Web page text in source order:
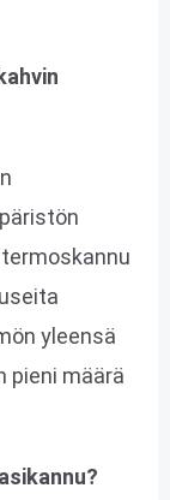
yleensä
pieni määrä